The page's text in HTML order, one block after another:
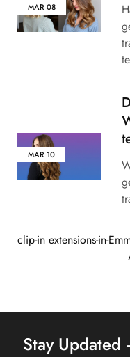
MAR08
MAR10
clip-in extensions-in-
Stay